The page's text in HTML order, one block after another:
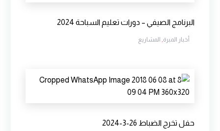
البرنامج الصيفي – دورات تعليم السباحة 2024
أخبار المبرة, المشاريع
حفل تخرج الضباط 26-3-2024